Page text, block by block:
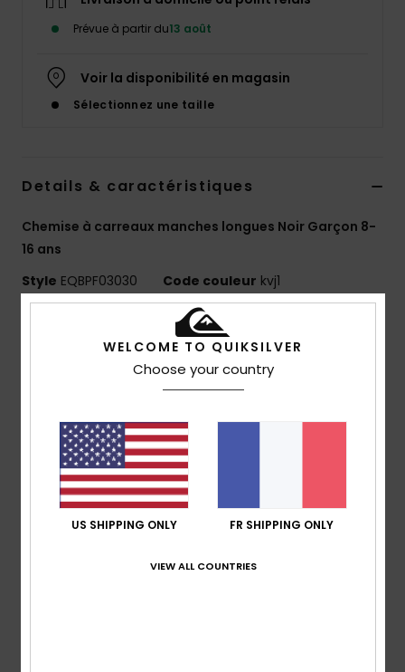
Prévue à partir du13 août
Voir la disponibilité en magasin
Sélectionnez une taille
Details & caractéristiques
Chemise à carreaux manches longues Noir Garçon 8-
16 ans
Style EQBPF03030 Code couleur kvj1
aventures quotidiennes / temps froid
technologie WarmFlight pour une
respirabilité
Made Better :fabriqué avec 100 % de fibres de
polyester recyclé issues de déchets plastiques
Matière :100 % polyester recyclé
240 g/m2
2 poches poitrine
WELCOME TO QUIKSILVER
Choose your country
US SHIPPING ONLY FR SHIPPING ONLY
VIEW ALL COUNTRIES